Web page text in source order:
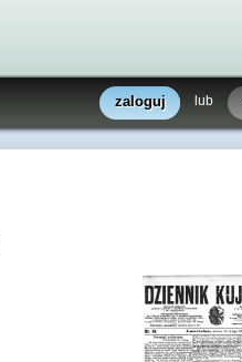
zaloguj lub